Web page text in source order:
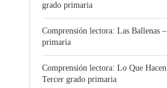
grado primaria
Comprensión lectora: Las Ballenas
primaria
Comprensión lectora: Lo Que
Tercer grado primaria